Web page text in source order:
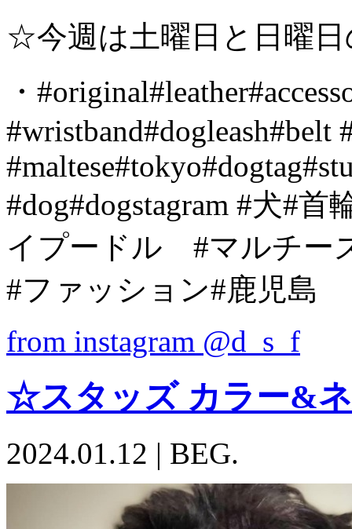
☆今週は土曜日と日曜
・
#wristband#dogleash#belt
#dog#dogstagram #犬#
イプードル #マルチー
#ファッション#鹿児島
from instagram @d_s_f
☆スタッズ カラー&
2024.01.12 | BEG.